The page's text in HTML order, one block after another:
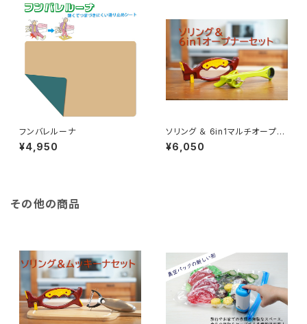
フンバレルーナ
¥4,950
ソリング ＆ 6in1マルチオープナ
ー
¥6,050
その他の商品